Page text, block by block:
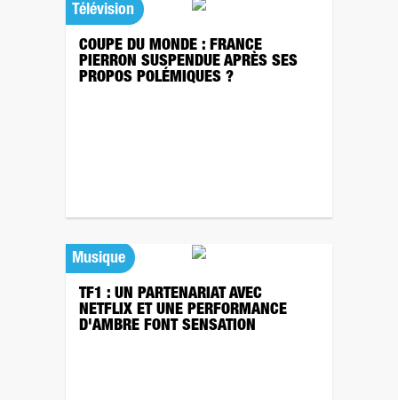
Télévision
COUPE DU MONDE : FRANCE
PIERRON SUSPENDUE APRÈS SES
PROPOS POLÉMIQUES ?
Musique
TF1 : UN PARTENARIAT AVEC
NETFLIX ET UNE PERFORMANCE
D'AMBRE FONT SENSATION